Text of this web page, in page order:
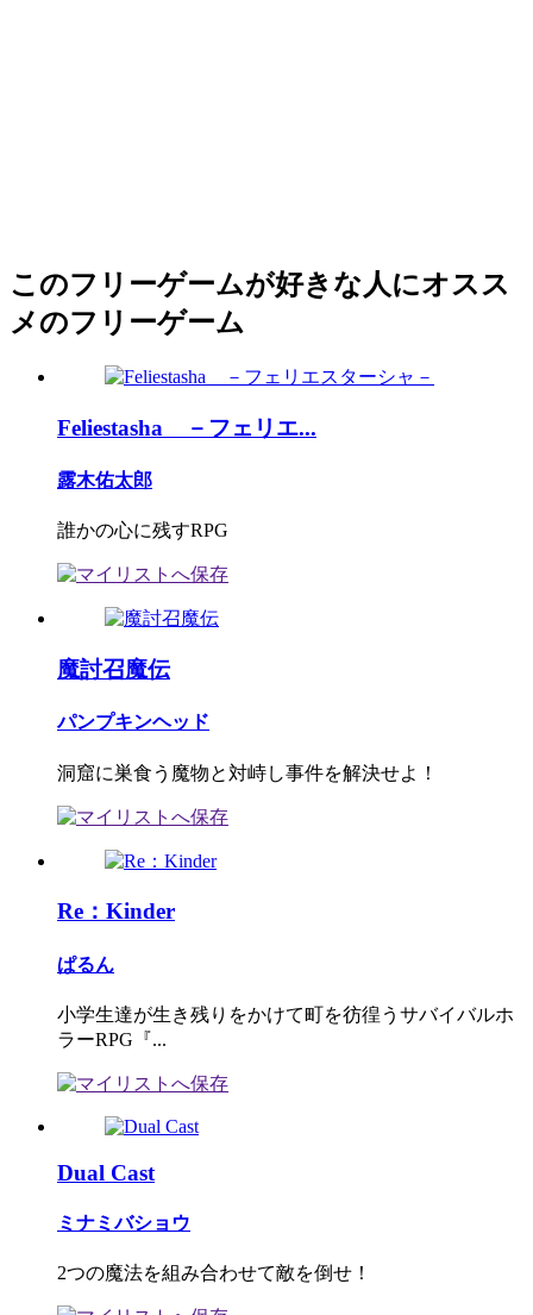
このフリーゲームが好きな人にオスス
メのフリーゲーム
Feliestasha －フェリエ...
露木佑太郎
誰かの心に残すRPG
魔討召魔伝
パンプキンヘッド
洞窟に巣食う魔物と対峙し事件を解決せよ！
Re：Kinder
ぱるん
小学生達が生き残りをかけて町を彷徨うサバイバルホ
ラーRPG『...
Dual Cast
ミナミバショウ
2つの魔法を組み合わせて敵を倒せ！